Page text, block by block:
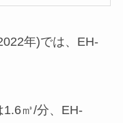
年)では、EH-
1.6㎥/分、EH-